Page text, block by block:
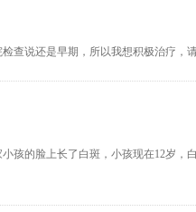
查说还是早期，所以我想积极治疗，
孩的脸上长了白斑，小孩现在12岁